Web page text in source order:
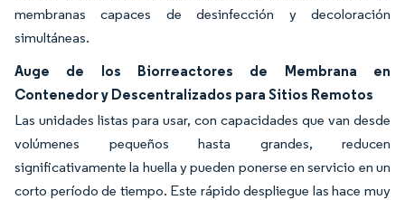
membranas capaces de desinfección y decoloración
simultáneas.
Auge de los Biorreactores de Membrana en
Contenedor y Descentralizados para Sitios Remotos
Las unidades listas para usar, con capacidades que van desde
volúmenes pequeños hasta grandes, reducen
significativamente la huella y pueden ponerse en servicio en un
corto período de tiempo. Este rápido despliegue las hace muy